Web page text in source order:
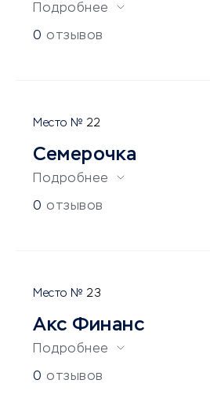
Подробнее
0 отзывов
22
Семерочка
Подробнее
0 отзывов
23
Акс Финанс
Подробнее
0 отзывов